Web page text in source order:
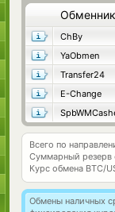
Обменник
ChBy
YaObmen
Transfer24
E-Change
Всего по
Суммарный резерв
Курс обмена BTC/
Обмены наличных